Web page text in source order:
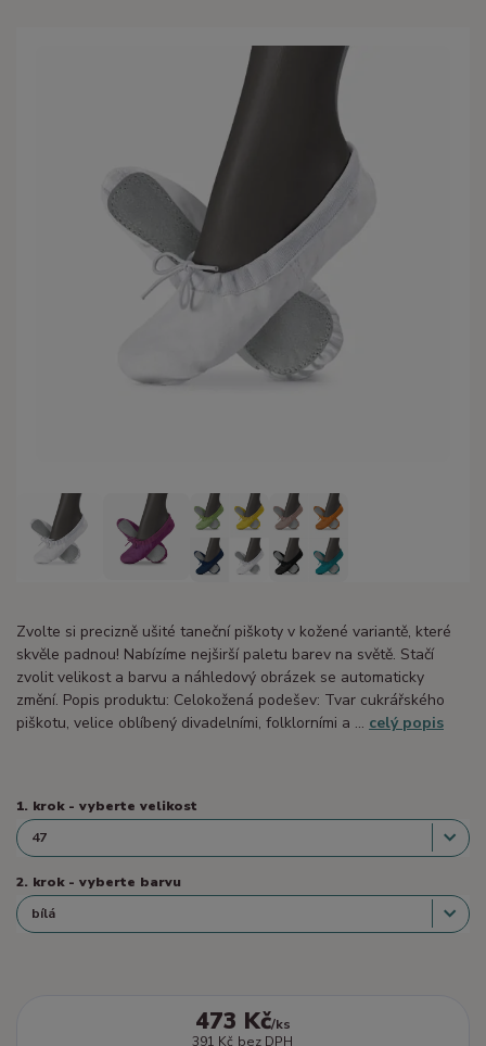
Zvolte si precizně ušité taneční piškoty v kožené variantě, které
skvěle padnou! Nabízíme nejširší paletu barev na světě. Stačí
zvolit velikost a barvu a náhledový obrázek se automaticky
změní. Popis produktu: Celokožená podešev: Tvar cukrářského
piškotu, velice oblíbený divadelními, folklorními a ... celý popis
1. krok - vyberte velikost
2. krok - vyberte barvu
473 Kč/ks
391 Kč bez DPH